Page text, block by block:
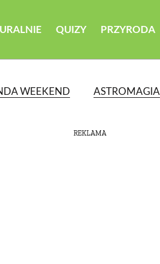
QUIZY PRZYRODA
WEEKEND ASTROMAGIA
REKLAMA